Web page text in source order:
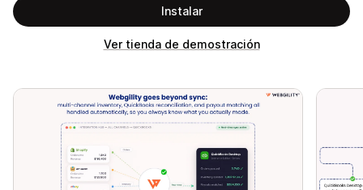
Instalar
Ver tienda de demostración